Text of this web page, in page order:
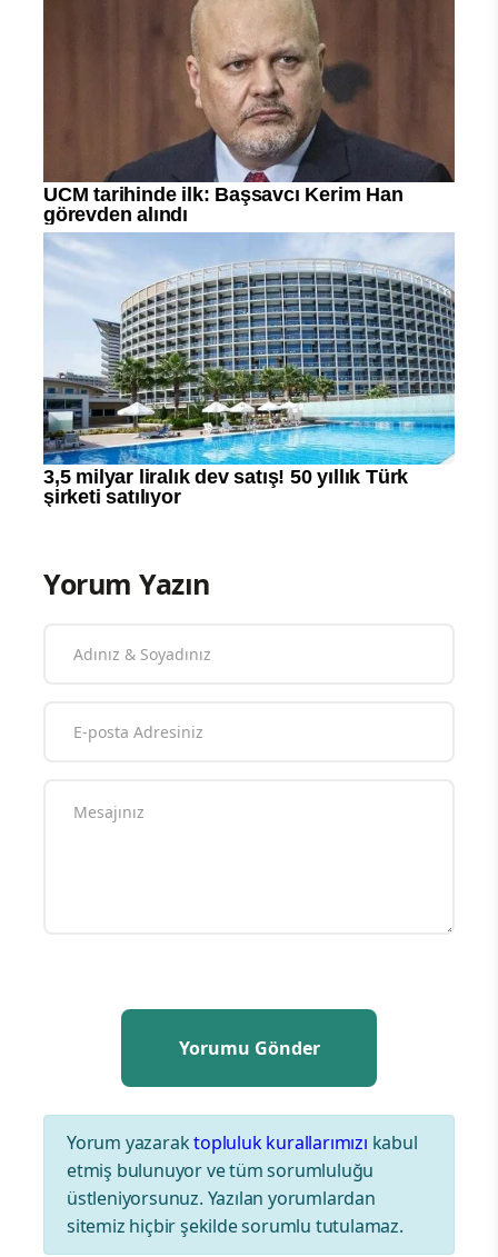
Yorum Yazın
Yorum yazaraktopluluk kurallarımızı kabul
etmiş bulunuyor ve tüm sorumluluğu
üstleniyorsunuz. Yazılan yorumlardan
sitemiz hiçbir şekilde sorumlu tutulamaz.